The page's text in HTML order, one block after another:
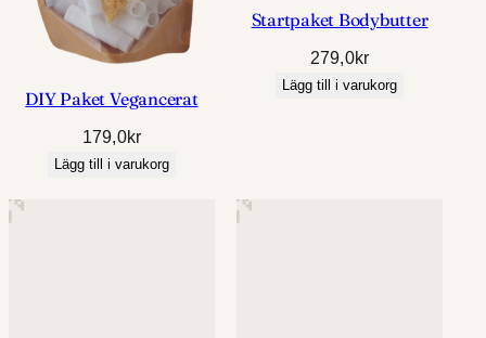
DIY Paket Vegancerat
179,0kr
Lägg till i varukorg
Startpaket Bodybutter
279,0kr
Lägg till i varukorg